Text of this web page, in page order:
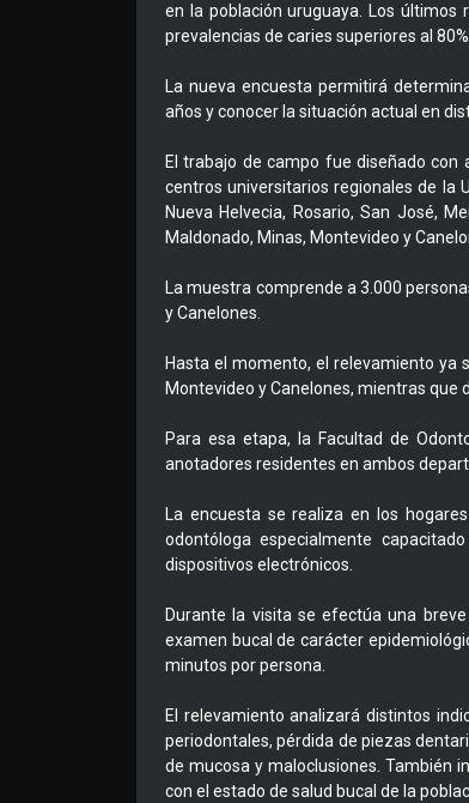
en la población uruguaya. Los últimos
prevalencias de caries superiores al
La nueva encuesta permitirá
años y conocer la situación actual en
El trabajo de campo fue diseñado con
centros universitarios regionales de la
Nueva Helvecia, Rosario, San José,
Maldonado, Minas, Montevideo y
La muestra comprende a 3.000
y Canelones.
Hasta el momento, el relevamiento ya
Montevideo y Canelones, mientras que
Para esa etapa, la Facultad de
anotadores residentes en ambos
La encuesta se realiza en los
odontóloga especialmente
dispositivos electrónicos.
Durante la visita se efectúa una
examen bucal de carácter
minutos por persona.
El relevamiento analizará distintos
periodontales, pérdida de piezas
de mucosa y maloclusiones. También
con el estado de salud bucal de la